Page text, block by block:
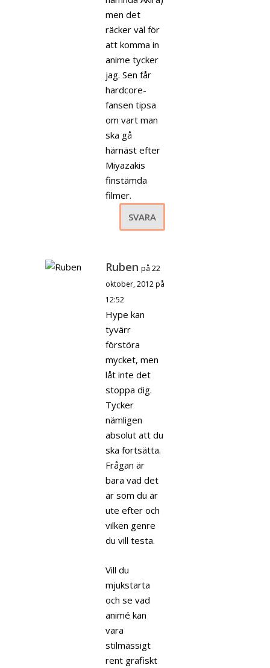
men det
räcker väl för
att komma in
anime tycker
jag. Sen får
hardcore-
fansen tipsa
om vart man
ska gå
härnäst efter
Miyazakis
finstämda
filmer.
SVARA
Ruben på 22
oktober, 2012 på
12:52
Hype kan
tyvärr
förstöra
mycket, men
låt inte det
stoppa dig.
Tycker
nämligen
absolut att du
ska fortsätta.
Frågan är
bara vad det
är som du är
ute efter och
vilken genre
du vill testa.
Vill du
mjukstarta
och se vad
animé kan
vara
stilmässigt
rent grafiskt